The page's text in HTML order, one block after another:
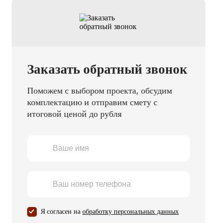
Заказать обратный звонок
Поможем с выбором проекта, обсудим
комплектацию и отправим смету с
итоговой ценой до рубля
Я согласен на обработку персональных данных